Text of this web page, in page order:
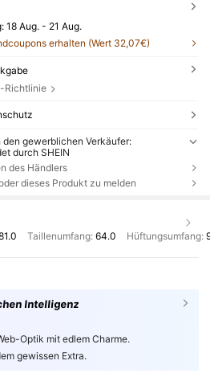
18 Aug. - 21 Aug.
erhalten (Wert 32,07€)
Richtlinie
den gewerblichen Verkäufer:
durch SHEIN
des Händlers
dieses Produkt zu melden
Taillenumfang: 64.0 Hüftungsumfang:
Intelligenz
Optik mit edlem Charme.
gewissen Extra.